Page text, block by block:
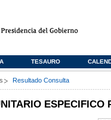
TESAURO
Resultado Consulta
ESPECIFICO